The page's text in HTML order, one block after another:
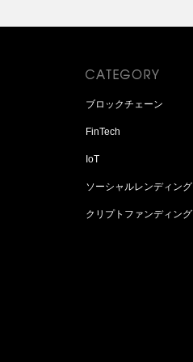
ブロックチェーン
FinTech
IoT
ソーシャルレンディング
クリプトファンディング